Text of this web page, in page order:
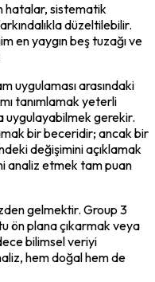
hatalar, sistematik
düzeltilebilir.
en yaygın beş tuzağı ve
uygulaması arasındaki
tanımlamak yeterli
uygulayabilmek gerekir.
bir beceridir; ancak bir
değişimini açıklamak
analiz etmek tam puan
gelmektir. Group 3
ön plana çıkarmak veya
bilimsel veriyi
hem doğal hem de